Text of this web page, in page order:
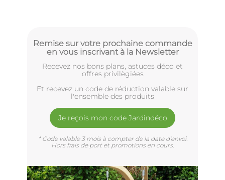
Remise sur votre prochaine commande
en vous inscrivant à la Newsletter
Recevez nos bons plans, astuces déco et
offres privilègiées
Et recevez un code de réduction valable sur
l'ensemble des produits
Je reçois mon code Jardindéco
* Code valable 3 mois à compter de la date d'envoi.
Hors frais de port et promotions en cours.